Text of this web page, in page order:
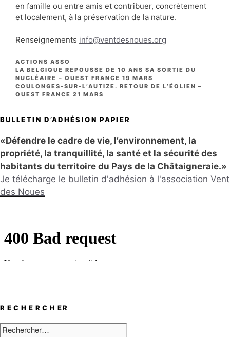
en famille ou entre amis et contribuer, concrètement
et localement, à la préservation de la nature.
Renseignements info@ventdesnoues.org
CATÉGORIES
ACTIONS ASSO
LA BELGIQUE REPOUSSE DE 10 ANS SA SORTIE DU
NUCLÉAIRE – OUEST FRANCE 19 MARS
COULONGES-SUR-L’AUTIZE. RETOUR DE L’ÉOLIEN –
OUEST FRANCE 21 MARS
BULLETIN D’ADHÉSION PAPIER
«Défendre le cadre de vie, l’environnement, la
propriété, la tranquillité, la santé et la sécurité des
habitants du territoire du Pays de la Châtaigneraie.»
Je télécharge le bulletin d'adhésion à l'association Vent
des Noues
RECHERCHER
Rechercher :